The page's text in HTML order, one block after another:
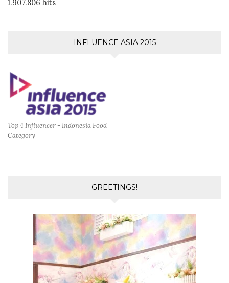
1.907.806 hits
INFLUENCE ASIA 2015
Top 4 Influencer - Indonesia Food
Category
GREETINGS!